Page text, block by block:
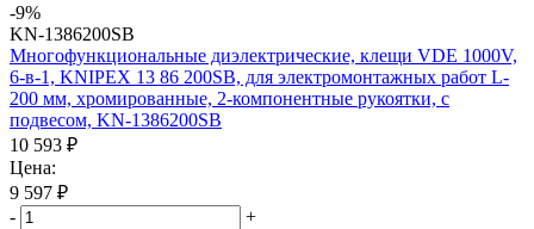
-9%
KN-1386200SB
Многофункциональные диэлектрические, клещи VDE 1000V,
6-в-1, KNIPEX 13 86 200SB, для электромонтажных работ L-
200 мм, хромированные, 2-компонентные рукоятки, с
подвесом, KN-1386200SB
10 593 ₽
Цена:
9 597 ₽
-
+